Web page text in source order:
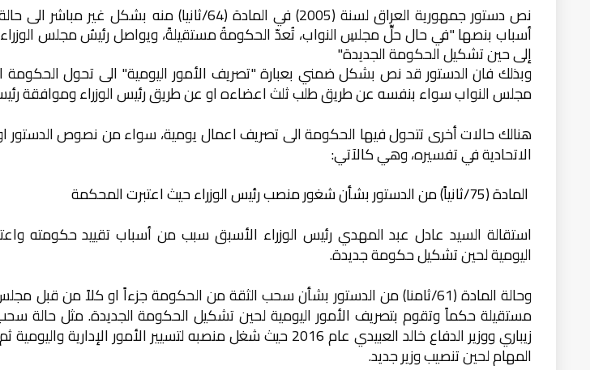
نص دستور جمهورية العراق لسنة (2005) في المادة (64/
أسباب بنصها "في حال حلِّ مجلسِ النواب، تُعدّ الحكومةُ مستقيلةً، ويواصل رئيسُ مجلس الوزراء
إلى حين تشكيل الحكومة الجديدة"
وبذلك فان الدستور قد نص بشكل ضمني بعبارة "تصريف الأمور اليومية" الى تحول الحكومة
مجلس النواب سواء بنفسه عن طريق طلب ثلث اعضاءه او عن طريق رئيس الوزراء وموافقة
هنالك حالات أخرى تتحول فيها الحكومة الى تصريف اعمال يومية، سواء من نصوص الدستور
الاتحادية في تفسيره، وهي كالآتي:
المادة (75/ثانياً) من الدستور بشأن شغور منصب رئيس الوزراء حيث اعتبرت المحكمة
استقالة السيد عادل عبد المهدي رئيس الوزراء الأسبق سبب من أسباب تقييد حكومته
اليومية لحين تشكيل حكومة جديدة.
وحالة المادة (61/ثامنا) من الدستور بشأن سحب الثقة من الحكومة جزءاً او كلاً من
مستقيلة حكماً وتقوم بتصريف الأمور اليومية لحين تشكيل الحكومة الجديدة. مثل حالة سحب
زيباري ووزير الدفاع خالد العبيدي عام 2016 حيث شغل منصبه لتسيير الأمور
المهام لحين تنصيب وزير جديد.